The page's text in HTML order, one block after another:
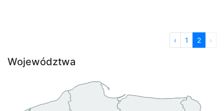
‹ 1 2 ›
Województwa